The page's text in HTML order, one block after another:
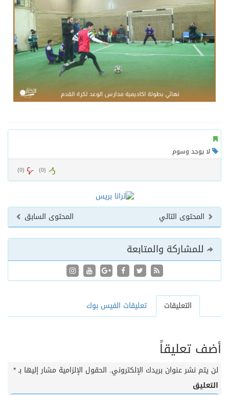
لا يوجد وسوم
(
0
) (
0
)
المحتوى السابق المحتوى التالي
للمشاركة والمتابعة
التعليقات تعليقات الفيس بوك
أضف تعليقاً
لن يتم نشر عنوان بريدك الإلكتروني. الحقول الإلزامية مشار إليها بـ*
التعليق